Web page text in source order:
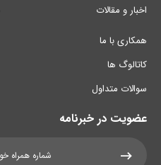
اخبار و مقالات
همکاری با ما
کاتالوگ ها
سوالات متداول
عضویت در خبرنامه